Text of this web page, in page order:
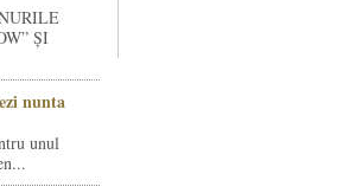
ȘI
nunta
unul